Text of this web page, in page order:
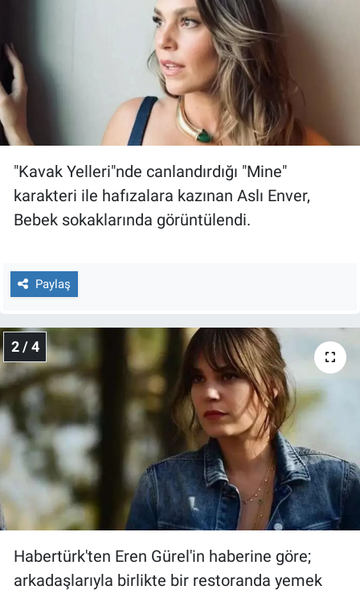
"Kavak Yelleri"nde canlandırdığı "Mine"
karakteri ile hafızalara kazınan Aslı Enver,
Bebek sokaklarında görüntülendi.
Paylaş
2 / 4
Habertürk'ten Eren Gürel'in haberine göre;
arkadaşlarıyla birlikte bir restoranda yemek
Günün görüntüsü
İlan
Kimdir
Kültür Sanat
Ne demişti
Nedir
Popüler
Programlar
Sağlık
Spor
Teknoloji